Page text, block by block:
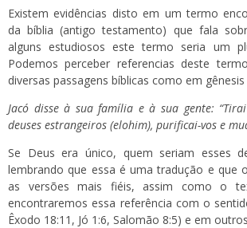
Existem evidências disto em um termo
da bíblia (antigo testamento) que fala
alguns estudiosos este termo seria um
Podemos perceber referencias deste
diversas passagens bíblicas como em gênesis
Jacó disse à sua família e à sua gente:
deuses estrangeiros (elohim), purificai-vos e
Se Deus era único, quem seriam esses
lembrando que essa é uma tradução e que
as versões mais fiéis, assim como o
encontraremos essa referência com o
Êxodo 18:11, Jó 1:6, Salomão 8:5) e em